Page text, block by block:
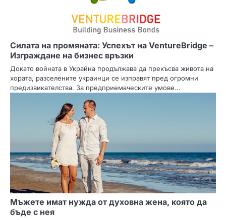
Силата на промяната: Успехът на VentureBridge –
Изграждане на бизнес връзки
Докато войната в Украйна продължава да прекъсва живота на
хората, разселените украинци се изправят пред огромни
предизвикателства. За предприемаческите умове…
Мъжете имат нужда от духовна жена, която да
бъде с нея